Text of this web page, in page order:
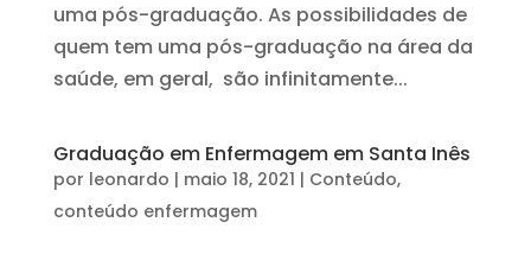
uma pós-graduação. As possibilidades de
quem tem uma pós-graduação na área da
saúde, em geral, são infinitamente...
Graduação em Enfermagem em Santa Inês
por leonardo | maio 18, 2021 | Conteúdo,
conteúdo enfermagem